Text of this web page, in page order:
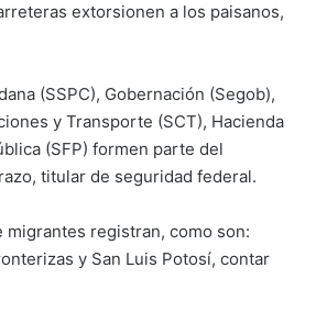
extorsionen a los paisanos,
(SSPC), Gobernación (Segob),
y Transporte (SCT), Hacienda
(SFP) formen parte del
titular de seguridad federal.
registran, como son:
y San Luis Potosí, contar